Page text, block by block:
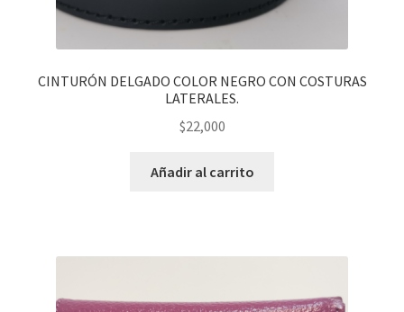
CINTURÓN DELGADO COLOR NEGRO CON COSTURAS
LATERALES.
$22,000
Añadir al carrito